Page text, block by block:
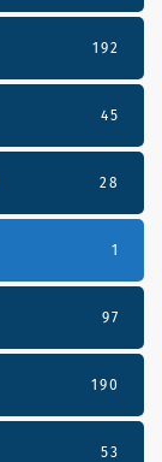
192
45
28
1
97
190
53